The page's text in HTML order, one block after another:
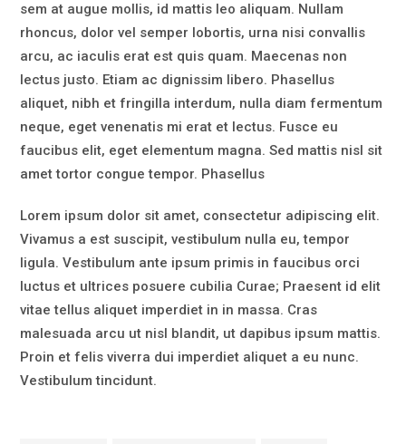
sem at augue mollis, id mattis leo aliquam. Nullam
rhoncus, dolor vel semper lobortis, urna nisi convallis
arcu, ac iaculis erat est quis quam. Maecenas non
lectus justo. Etiam ac dignissim libero. Phasellus
aliquet, nibh et fringilla interdum, nulla diam fermentum
neque, eget venenatis mi erat et lectus. Fusce eu
faucibus elit, eget elementum magna. Sed mattis nisl sit
amet tortor congue tempor. Phasellus
Lorem ipsum dolor sit amet, consectetur adipiscing elit.
Vivamus a est suscipit, vestibulum nulla eu, tempor
ligula. Vestibulum ante ipsum primis in faucibus orci
luctus et ultrices posuere cubilia Curae; Praesent id elit
vitae tellus aliquet imperdiet in in massa. Cras
malesuada arcu ut nisl blandit, ut dapibus ipsum mattis.
Proin et felis viverra dui imperdiet aliquet a eu nunc.
Vestibulum tincidunt.